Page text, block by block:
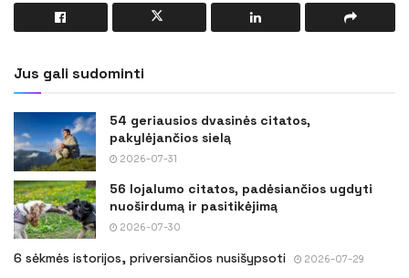
Jus gali sudominti
54 geriausios dvasinės citatos,
pakylėjančios sielą
2026-07-31
56 lojalumo citatos, padėsiančios ugdyti
nuoširdumą ir pasitikėjimą
2026-07-30
6 sėkmės istorijos, priversiančios nusišypsoti 2026-07-29